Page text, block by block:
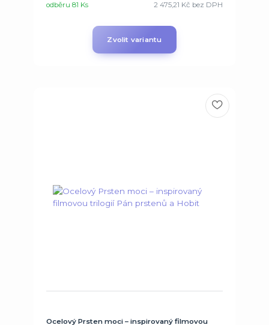
2 475,21 Kč bez DPH
odběru 81 Ks
Zvolit variantu
Ocelový Prsten moci – inspirovaný filmovou